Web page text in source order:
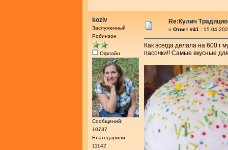
koziv
Заслуженный
Робинзон
Офлайн
Сообщений:
10737
Благодарили:
11142
Re:Кулич
« Ответ #41 :
Как всегда делала на 600 г
пасочки!! Самые вкусные